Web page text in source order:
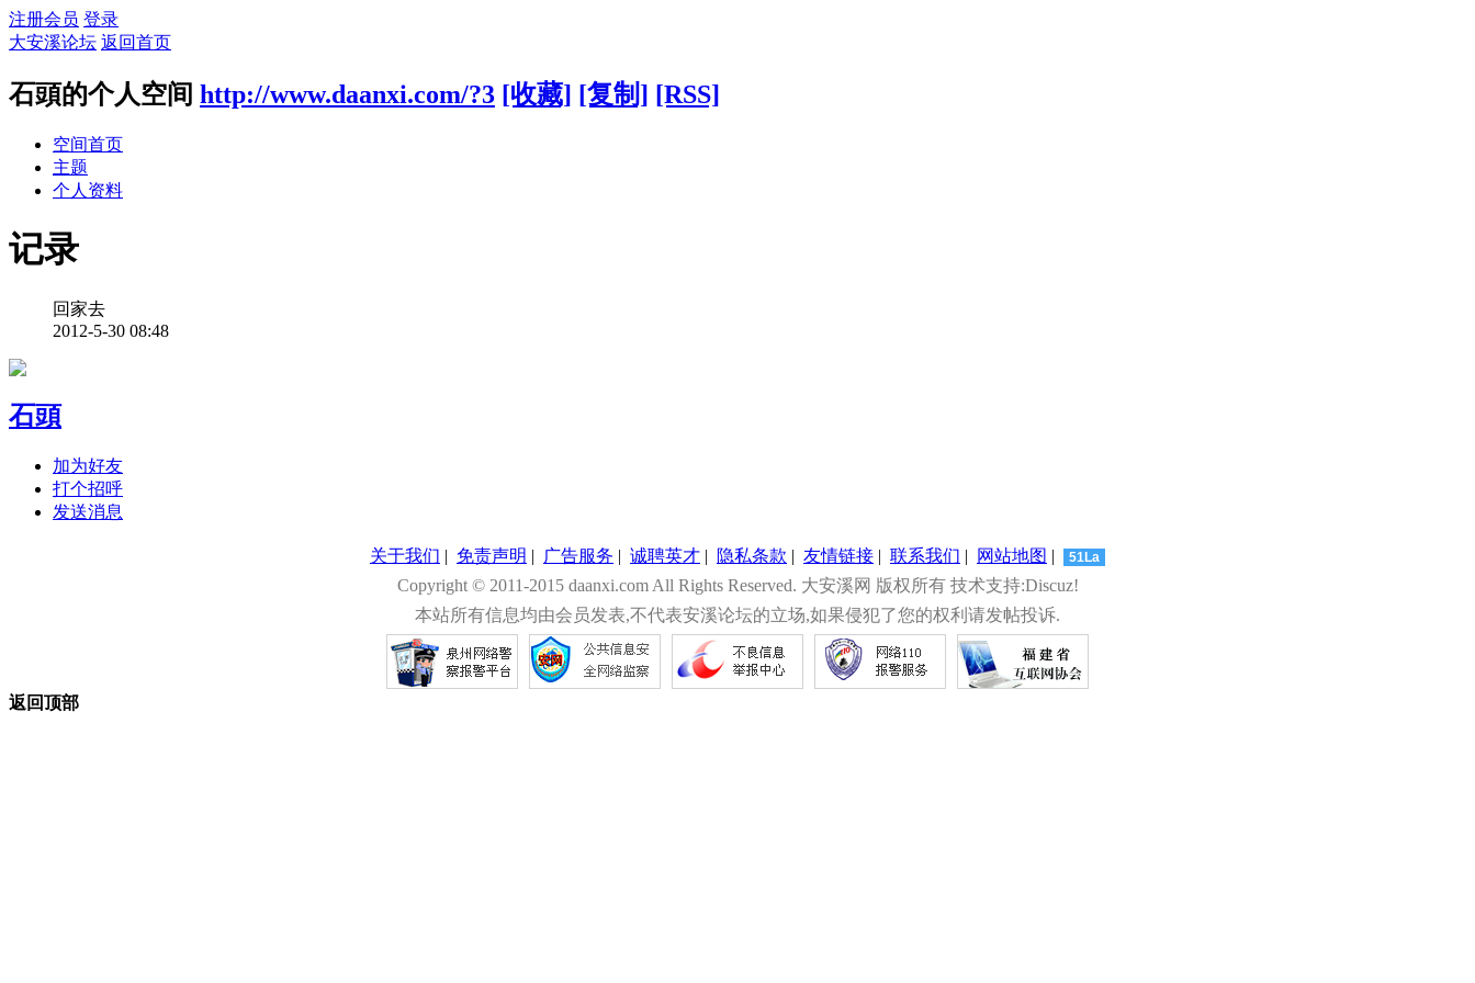
注册会员 登录
大安溪论坛 返回首页
石頭的个人空间 http://www.daanxi.com/?3 [收藏] [复制] [RSS]
空间首页
主题
个人资料
记录
回家去
2012-5-30 08:48
石頭
加为好友
打个招呼
发送消息
关于我们 | 免责声明 | 广告服务 | 诚聘英才 | 隐私条款 | 友情链接 | 联系我们 | 网站地图 | 51La
Copyright © 2011-2015 daanxi.com All Rights Reserved. 大安溪网 版权所有 技术支持:Discuz!
本站所有信息均由会员发表,不代表安溪论坛的立场,如果侵犯了您的权利请发帖投诉.
返回顶部